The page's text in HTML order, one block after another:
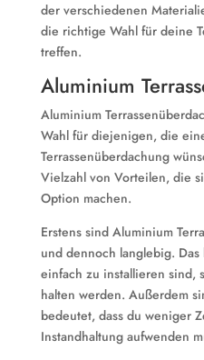
der verschiedenen
die richtige Wahl für deine
treffen.
Aluminium
Aluminium
Wahl für diejenigen, die
Terrassenüberdachung
Vielzahl von Vorteilen, die
Option machen.
Erstens sind Aluminium
und dennoch langlebig.
einfach zu installieren sind,
halten werden. Außerdem
bedeutet, dass du weniger
Instandhaltung aufwenden